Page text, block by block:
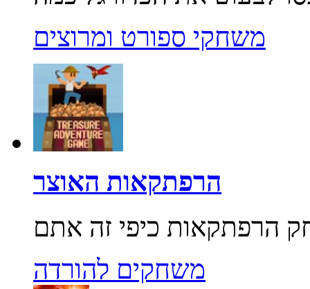
משחקי ספורט ומרוצים
הרפתקאות האוצר
משחקים להורדה